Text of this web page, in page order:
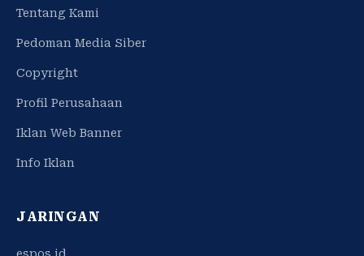
Tentang Kami
Pedoman Media Siber
Copyright
Profil Perusahaan
Iklan Web Banner
Info Iklan
JARINGAN
espos.id